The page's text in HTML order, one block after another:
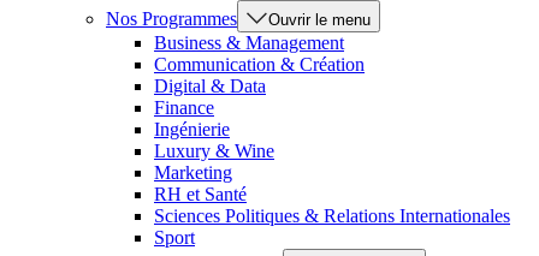
Nos Programmes
Ouvrir le menu
Business & Management
Communication & Création
Digital & Data
Finance
Ingénierie
Luxury & Wine
Marketing
RH et Santé
Sciences Politiques & Relations Internationales
Sport